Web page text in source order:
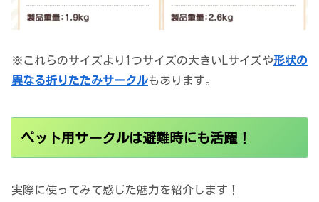
※これらのサイズより1つサイズの大きいLサイズや形状の
異なる折りたたみサークルもあります。
ペット用サークルは避難時にも活躍！
実際に使ってみて感じた魅力を紹介します！